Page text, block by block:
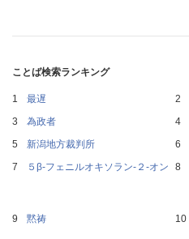
ことば検索ランキング
最遅
為政者
新潟地方裁判所
５β‐フェニルオキソラン‐２‐オン
黙祷